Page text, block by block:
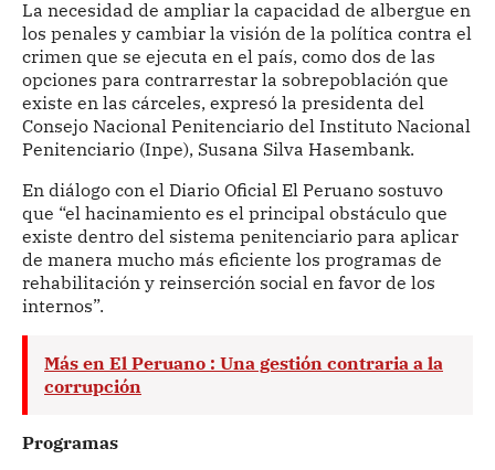
La necesidad de ampliar la capacidad de albergue en
los penales y cambiar la visión de la política contra el
crimen que se ejecuta en el país, como dos de las
opciones para contrarrestar la sobrepoblación que
existe en las cárceles, expresó la presidenta del
Consejo Nacional Penitenciario del Instituto Nacional
Penitenciario (Inpe), Susana Silva Hasembank.
En diálogo con el Diario Oficial El Peruano sostuvo
que “el hacinamiento es el principal obstáculo que
existe dentro del sistema penitenciario para aplicar
de manera mucho más eficiente los programas de
rehabilitación y reinserción social en favor de los
internos”.
Más en El Peruano : Una gestión contraria a la
corrupción
Programas